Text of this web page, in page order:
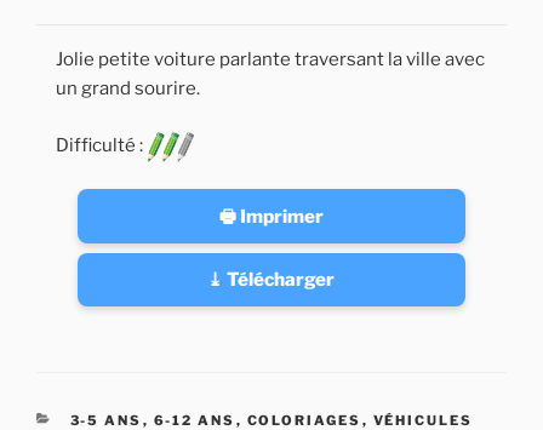
Jolie petite voiture parlante traversant la ville avec
un grand sourire.
Difficulté :
🖶 Imprimer
⤓ Télécharger
CATÉGORIES
3-5 ANS , 6-12 ANS , COLORIAGES , VÉHICULES